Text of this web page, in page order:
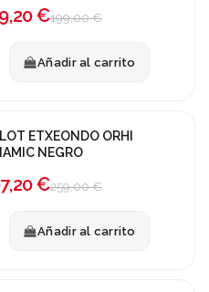
€199,00 €
Añadir al carrito
oferta!ETXEONDO ORHI
NEGRO
€259,00 €
Añadir al carrito